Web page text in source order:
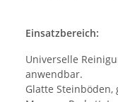
Einsatzbereich:
Universelle
anwendbar.
Glatte Steinböden,